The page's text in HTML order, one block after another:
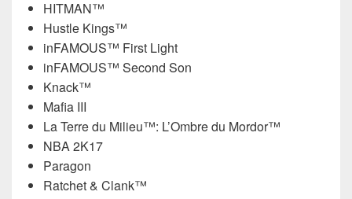
HITMAN™
Hustle Kings™
inFAMOUS™ First Light
inFAMOUS™ Second Son
Knack™
Mafia III
La Terre du Milieu™: L’Ombre du Mordor™
NBA 2K17
Paragon
Ratchet & Clank™